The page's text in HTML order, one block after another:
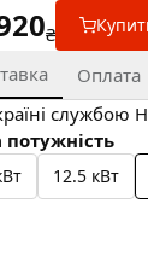
₴
Оплата
службою
12.5 кВт